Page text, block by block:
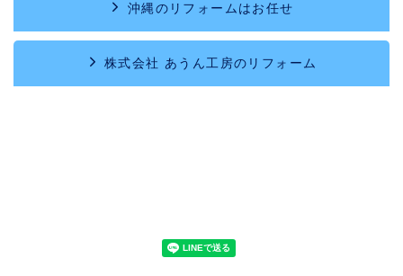
沖縄のリフォームはお任せ
株式会社 あうん工房のリフォーム